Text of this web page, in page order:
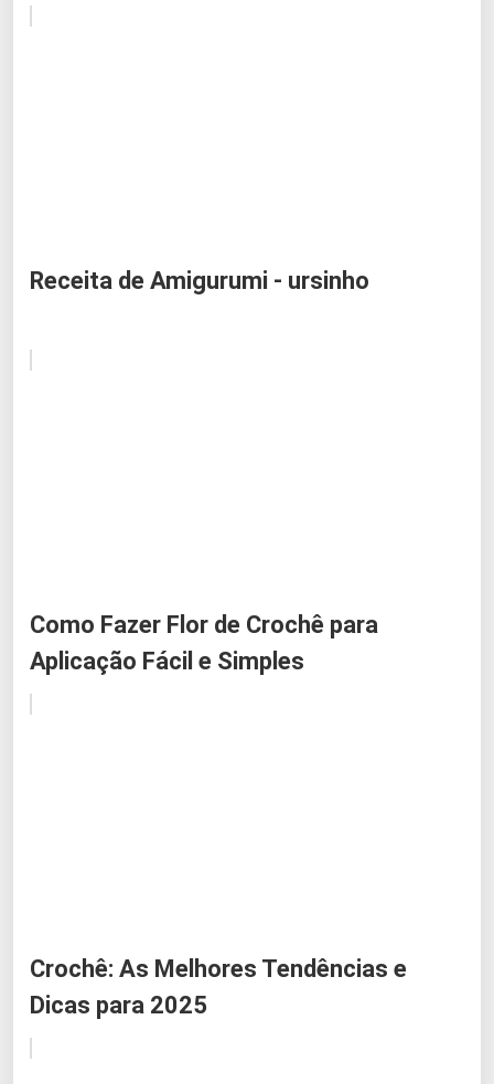
Receita de Amigurumi - ursinho
Como Fazer Flor de Crochê para
Aplicação Fácil e Simples
Crochê: As Melhores Tendências e
Dicas para 2025